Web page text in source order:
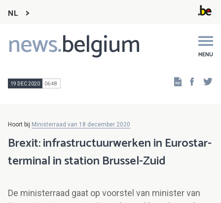
NL
news.belgium MENU
Main
navigation
19 DEC 2020 06:48
Hoort bij Ministerraad van 18 december 2020
Brexit: infrastructuurwerken in Eurostar-
terminal in station Brussel-Zuid
De ministerraad gaat op voorstel van minister van